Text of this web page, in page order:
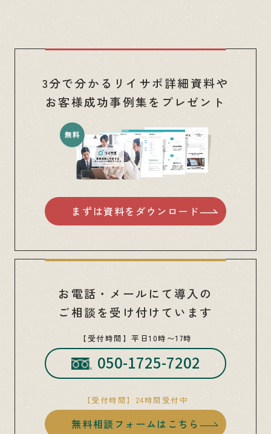
3分で分かるリイサポ詳細資料や
お客様成功事例集をプレゼント
まずは資料をダウンロード
お電話・メールにて導入の
ご相談を受け付けています
【受付時間】平日10時〜17時
050-1725-7202
【受付時間】24時間受付中
無料相談フォームはこちら